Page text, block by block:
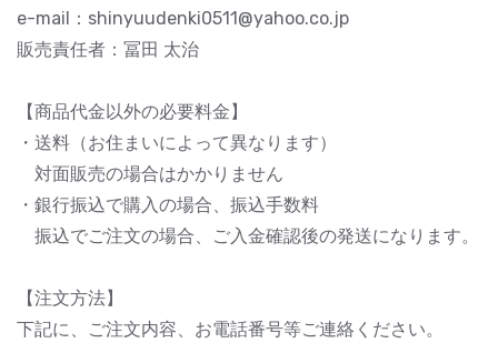
e-mail：shinyuudenki0511@yahoo.co.jp
販売責任者：冨田 太治
【商品代金以外の必要料金】
・送料（お住まいによって異なります）
対面販売の場合はかかりません
・銀行振込で購入の場合、振込手数料
振込でご注文の場合、ご入金確認後の発送になります。
【注文方法】
下記に、ご注文内容、お電話番号等ご連絡ください。